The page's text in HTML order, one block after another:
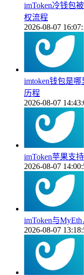
imToken冷钱包
权流程
2026-08-07
imtoken钱包是
历程
2026-08-07
imToken苹果支
2026-08-07
imToken与
2026-08-07